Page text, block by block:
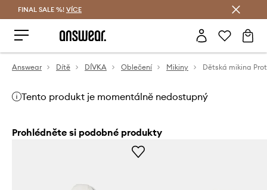
FINAL SALE %! VÍCE
Answear Dítě DÍVKA Oblečení Mikiny Dětská mikina
Tento produkt je momentálně nedostupný
Prohlédněte si podobné produkty